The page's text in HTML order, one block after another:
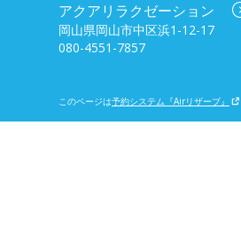
アクアリラクゼーション
岡山県岡山市中区浜1-12-17
080-4551-7857
このページは予約システム『Airリザーブ』